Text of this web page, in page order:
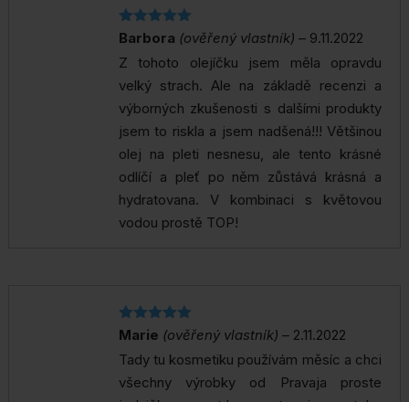
Hodnocení
Barbora (ověřený vlastník) – 9.11.2022
Z tohoto olejíčku jsem měla opravdu
velký strach. Ale na základě recenzi a
výborných zkušenosti s dalšími produkty
jsem to riskla a jsem nadšená!!! Většinou
olej na pleti nesnesu, ale tento krásné
odlíčí a pleť po něm zůstává krásná a
hydratovana. V kombinaci s květovou
vodou prostě TOP!
Hodnocení
Marie (ověřený vlastník) – 2.11.2022
Tady tu kosmetiku používám měsíc a chci
všechny výrobky od Pravaja proste